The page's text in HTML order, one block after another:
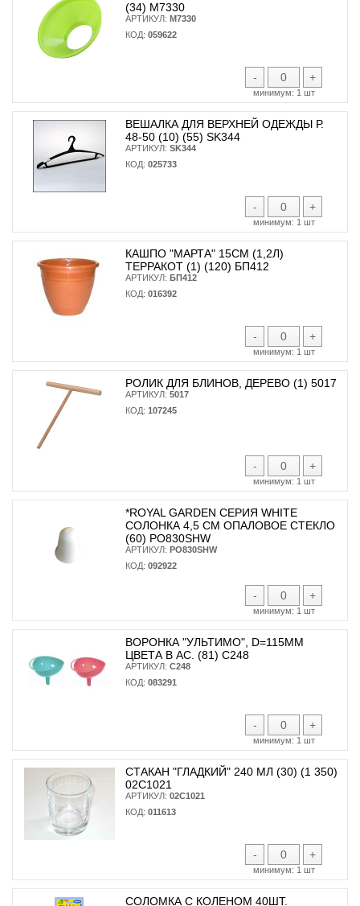
(34) М7330
АРТИКУЛ: М7330
КОД: 059622
- +
минимум: 1 шт
ВЕШАЛКА ДЛЯ ВЕРХНЕЙ ОДЕЖДЫ Р.
48-50 (10) (55) SK344
АРТИКУЛ: SK344
КОД: 025733
- +
минимум: 1 шт
КАШПО "МАРТА" 15СМ (1,2Л)
ТЕРРАКОТ (1) (120) БП412
АРТИКУЛ: БП412
КОД: 016392
- +
минимум: 1 шт
РОЛИК ДЛЯ БЛИНОВ, ДЕРЕВО (1) 5017
АРТИКУЛ: 5017
КОД: 107245
- +
минимум: 1 шт
*ROYAL GARDEN СЕРИЯ WHITE
СОЛОНКА 4,5 СМ ОПАЛОВОЕ СТЕКЛО
(60) PO830SHW
АРТИКУЛ: PO830SHW
КОД: 092922
- +
минимум: 1 шт
ВОРОНКА "УЛЬТИМО", D=115ММ
ЦВЕТА В АС. (81) С248
АРТИКУЛ: С248
КОД: 083291
- +
минимум: 1 шт
СТАКАН "ГЛАДКИЙ" 240 МЛ (30) (1 350)
02С1021
АРТИКУЛ: 02С1021
КОД: 011613
- +
минимум: 1 шт
СОЛОМКА С КОЛЕНОМ 40ШТ.